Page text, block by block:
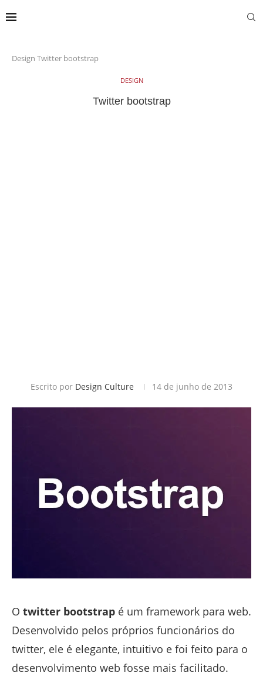
Design Twitter bootstrap
DESIGN
Twitter bootstrap
Escrito por Design Culture 14 de junho de 2013
O twitter bootstrap é um framework para web.
Desenvolvido pelos próprios funcionários do
twitter, ele é elegante, intuitivo e foi feito para o
desenvolvimento web fosse mais facilitado.